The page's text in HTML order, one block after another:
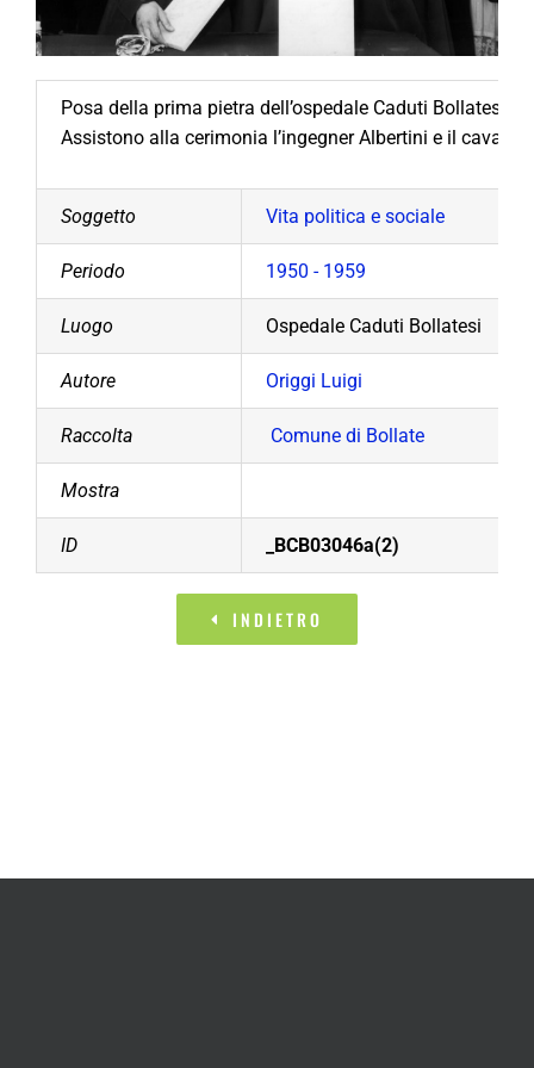
Posa della prima pietra dell’ospedale Caduti Bollatesi.
Assistono alla cerimonia l’ingegner Albertini e il
Soggetto Vita politica e sociale
Periodo 1950 - 1959
Luogo Ospedale Caduti Bollatesi
Autore Origgi Luigi
Raccolta Comune di Bollate
Mostra
ID _BCB03046a(2)
INDIETRO